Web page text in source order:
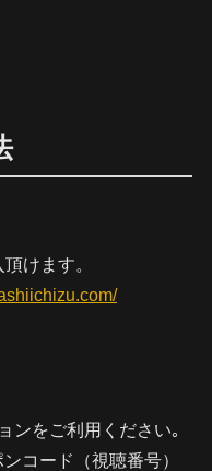
けます。
ンをご利用ください｡
コード（視聴番号）